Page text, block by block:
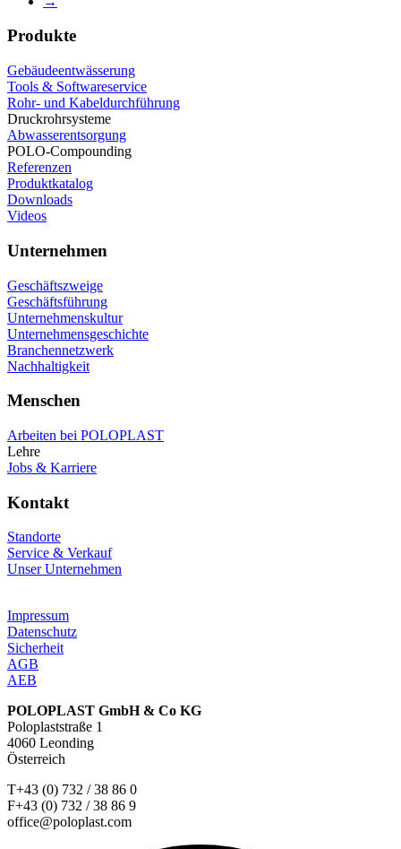
Produkte
Gebäudeentwässerung
Tools & Softwareservice
Rohr- und Kabeldurchführung
Druckrohrsysteme
Abwasserentsorgung
POLO-Compounding
Referenzen
Produktkatalog
Downloads
Videos
Unternehmen
Geschäftszweige
Geschäftsführung
Unternehmenskultur
Unternehmensgeschichte
Branchennetzwerk
Nachhaltigkeit
Menschen
Arbeiten bei POLOPLAST
Lehre
Jobs & Karriere
Kontakt
Standorte
Service & Verkauf
Unser Unternehmen
Impressum
Datenschutz
Sicherheit
AGB
AEB
POLOPLAST GmbH & Co KG
Poloplaststraße 1
4060 Leonding
Österreich
T+43 (0) 732 / 38 86 0
F+43 (0) 732 / 38 86 9
office@poloplast.com